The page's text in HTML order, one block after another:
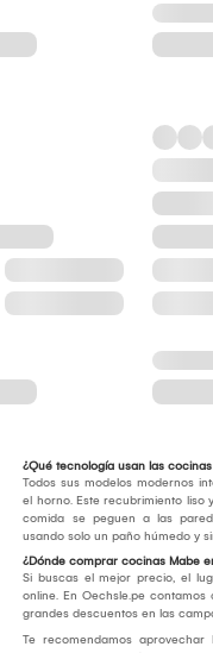
¿Qué tecnología usan las
Todos sus modelos modernos
el horno. Este recubrimiento liso
comida se peguen a las
usando solo un paño húmedo y
¿Dónde comprar cocinas Mabe
Si buscas el mejor precio, el
online. En Oechsle.pe
grandes descuentos en las
Te recomendamos aprovechar